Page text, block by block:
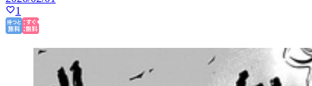
1